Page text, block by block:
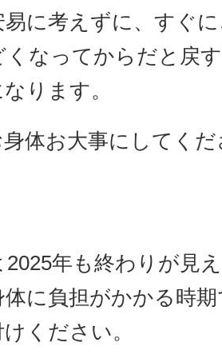
に考えずに、すぐ
なってからだと戻
ります。
体お大事にしてくだ
年も終わりが見
に負担がかかる時期
ください。